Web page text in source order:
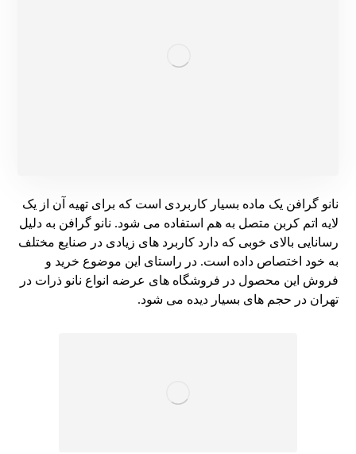
نانو گرافن یک ماده بسیار کاربردی است که برای تهیه آن از یک
لایه اتم کربن متصل به هم استفاده می شود. نانو گرافن به دلیل
رسانایی بالای خوبی که دارد کاربرد های زیادی در صنایع مختلف
به خود اختصاص داده است. در راستای این موضوع خرید و
فروش این محصول در فروشگاه های عرضه انواع نانو ذرات در
تهران در حجم های بسیار دیده می شود.